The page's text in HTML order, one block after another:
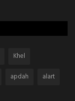
Khel
apdah
alart